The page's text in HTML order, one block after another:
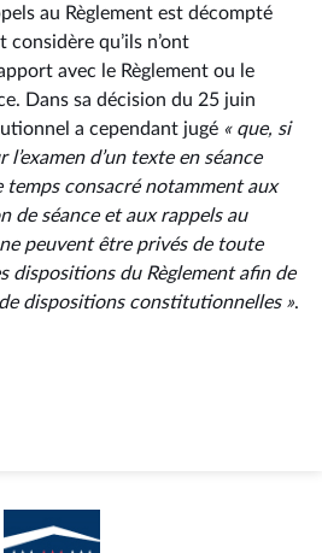
au Règlement est décompté
qu’ils n’ont
avec le Règlement ou le
Dans sa décision du 25 juin
a cependant jugé « que, si
d’un texte en séance
consacré notamment aux
de séance et aux rappels au
peuvent être privés de toute
dispositions du Règlement afin de
dispositions constitutionnelles ».